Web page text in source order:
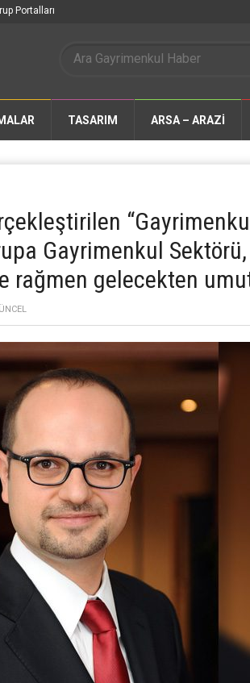
Portalları
TASARIM ARSA – ARAZİ
Gayrimenkul
rağmen gelecekten